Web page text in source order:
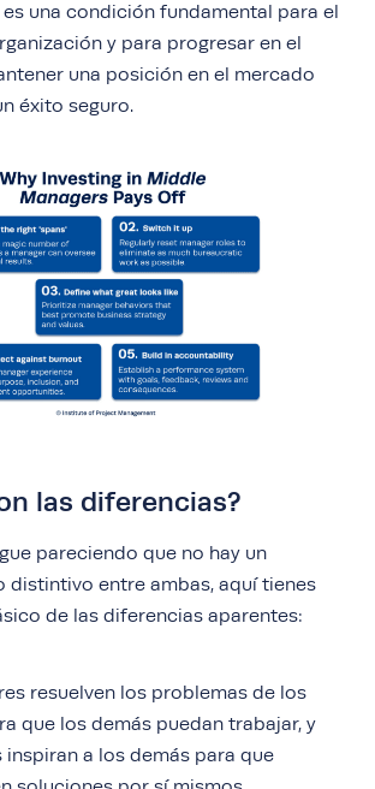
una condición fundamental para el
y para progresar en el
una posición en el mercado
éxito seguro.
las diferencias?
pareciendo que no hay un
distintivo entre ambas, aquí tienes
de las diferencias aparentes:
resuelven los problemas de los
que los demás puedan trabajar, y
inspiran a los demás para que